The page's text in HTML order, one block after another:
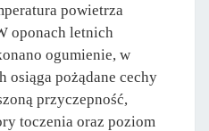
powietrza
oponach letnich
ogumienie, w
osiąga pożądane cechy
przyczepność,
toczenia oraz poziom